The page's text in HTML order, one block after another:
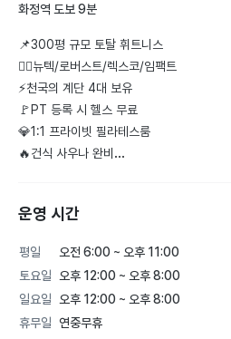
화정역 도보 9분
📌300평 규모 토탈 휘트니스
🏋‍♂️뉴텍/로버스트/렉스코/임팩트
⚡️천국의 계단 4대 보유
🚩PT 등록 시 헬스 무료
💎1:1 프라이빗 필라테스룸
🔥건식 사우나 완비
운영 시간
평일
오전 6:00 ~ 오후 11:00
토요일
오후 12:00 ~ 오후 8:00
일요일
오후 12:00 ~ 오후 8:00
휴무일
연중무휴